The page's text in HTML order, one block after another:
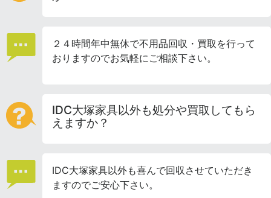
２４時間年中無休で不用品回収・買取を行って
おりますのでお気軽にご相談下さい。
IDC大塚家具以外も処分や買取してもら
えますか？
IDC大塚家具以外も喜んで回収させていただき
ますのでご安心下さい。